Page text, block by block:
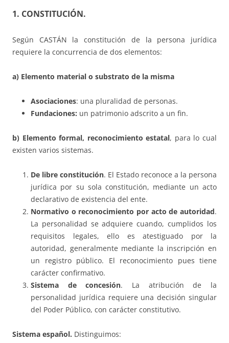
1. CONSTITUCIÓN.
Según CASTÁN la constitución de la persona jurídica
requiere la concurrencia de dos elementos:
a) Elemento material o substrato de la misma
Asociaciones: una pluralidad de personas.
Fundaciones: un patrimonio adscrito a un fin.
b) Elemento formal, reconocimiento estatal, para lo cual
existen varios sistemas.
De libre constitución. El Estado reconoce a la persona
jurídica por su sola constitución, mediante un acto
declarativo de existencia del ente.
Normativo o reconocimiento por acto de autoridad.
La personalidad se adquiere cuando, cumplidos los
requisitos legales, ello es atestiguado por la
autoridad, generalmente mediante la inscripción en
un registro público. El reconocimiento pues tiene
carácter confirmativo.
Sistema de concesión. La atribución de la
personalidad jurídica requiere una decisión singular
del Poder Público, con carácter constitutivo.
Sistema español. Distinguimos: